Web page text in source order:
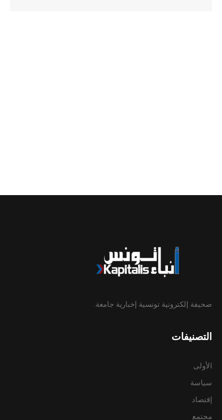
صحيفة إلكترونية تونسية إخبارية جامعة.
التصنيفات
الأولى
سياسة
إقتصاد
مجتمع